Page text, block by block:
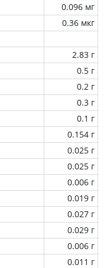
0.096 мг
0.36 мкг
2.83 г
0.5 г
0.2 г
0.3 г
0.1 г
0.154 г
0.025 г
0.025 г
0.006 г
0.019 г
0.027 г
0.029 г
0.006 г
0.011 г